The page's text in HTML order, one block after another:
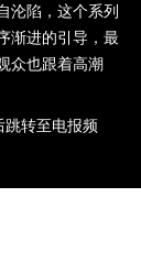
沦陷，这个系列
渐进的引导，最
众也跟着高潮
至电报频